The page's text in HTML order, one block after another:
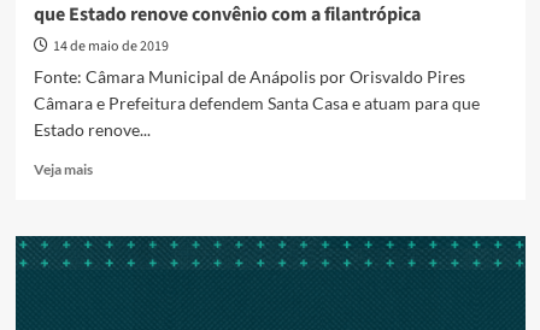
que Estado renove convênio com a filantrópica
14 de maio de 2019
Fonte: Câmara Municipal de Anápolis por Orisvaldo Pires
Câmara e Prefeitura defendem Santa Casa e atuam para que
Estado renove...
Veja maisRead
Câmara